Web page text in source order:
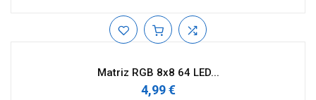
Matriz RGB 8x8 64 LED...
4,99 €